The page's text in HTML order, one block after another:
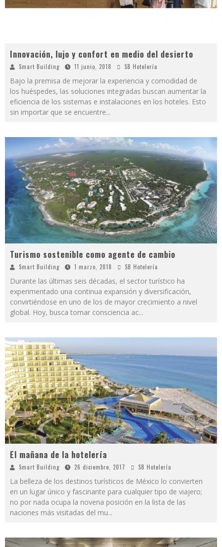
Innovación, lujo y confort en medio del desierto
Smart Building 11 junio, 2018 SB Hotelería
Bajo la premisa de mejorar la experiencia y comodidad de
los huéspedes, las soluciones integradas buscan aumentar la
eficiencia de los sistemas e instalaciones en los hoteles. Esto
sin importar que se encuentre...
Turismo sostenible como agente de cambio
Smart Building 1 marzo, 2018 SB Hotelería
Durante las últimas seis décadas, el sector turístico ha
experimentado una continua expansión y diversificación,
convirtiéndose en uno de los de mayor crecimiento a nivel
global. Hoy, busca tomar consciencia ac...
El mañana de la hotelería
Smart Building 26 diciembre, 2017 SB Hotelería
La belleza de los destinos turísticos de México lo convierten
en un lugar único y fascinante para cualquier tipo de viajero;
no por nada ocupa la novena posición en la lista de las
naciones más visitadas del mu...